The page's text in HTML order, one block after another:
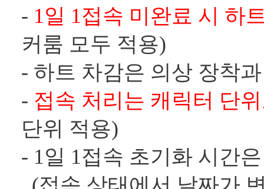
- 1일 1접속 미완료 시 하
커룸 모두 적용)
- 하트 차감은 의상 장착
- 접속 처리는 캐릭터 단
단위 적용)
- 1일 1접속 초기화 시간